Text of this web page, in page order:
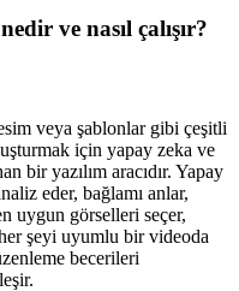
ve nasıl çalışır?
veya şablonlar gibi çeşitli
için yapay zeka ve
bir yazılım aracıdır. Yapay
eder, bağlamı anlar,
uygun görselleri seçer,
şeyi uyumlu bir videoda
becerileri